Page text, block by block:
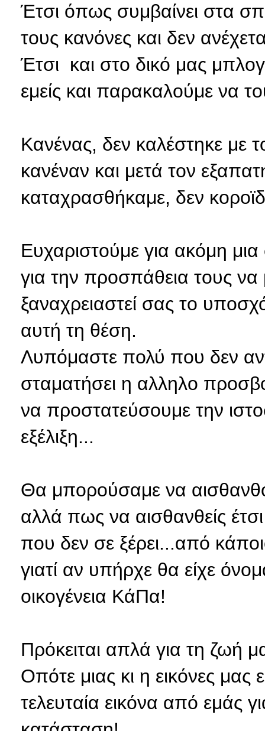
Έτσι όπως συμβαίνει στα
τους κανόνες και δεν
Έτσι και στο δικό μας
εμείς και παρακαλούμε να
Κανένας, δεν καλέστηκε με
κανέναν και μετά τον
καταχρασθήκαμε, δεν
Ευχαριστούμε για ακόμη
για την προσπάθεια τους
ξαναχρειαστεί σας το
αυτή τη θέση.
Λυπόμαστε πολύ που δεν
σταματήσει η αλληλο
να προστατεύσουμε την
εξέλιξη...
Θα μπορούσαμε να
αλλά πως να αισθανθείς
που δεν σε ξέρει...από
γιατί αν υπήρχε θα είχε
οικογένεια ΚάΠα!
Πρόκειται απλά για τη ζωή
Οπότε μιας κι η εικόνες
τελευταία εικόνα από εμάς